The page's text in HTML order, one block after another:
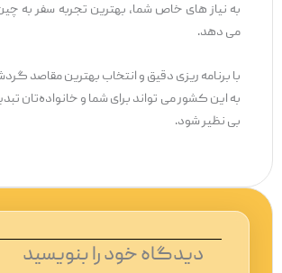
به نیاز های خاص شما، بهترین تجربه سفر به چین
می ‌دهد.
با برنامه ‌ریزی دقیق و انتخاب بهترین مقاصد
به این کشور می ‌تواند برای شما و خانواده‌تان
بی ‌نظیر شود.
دیدگاه‌ خود را بنویسید